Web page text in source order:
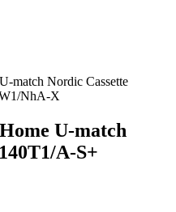
match Nordic Cassette
NhA-X
U-match
A-S+